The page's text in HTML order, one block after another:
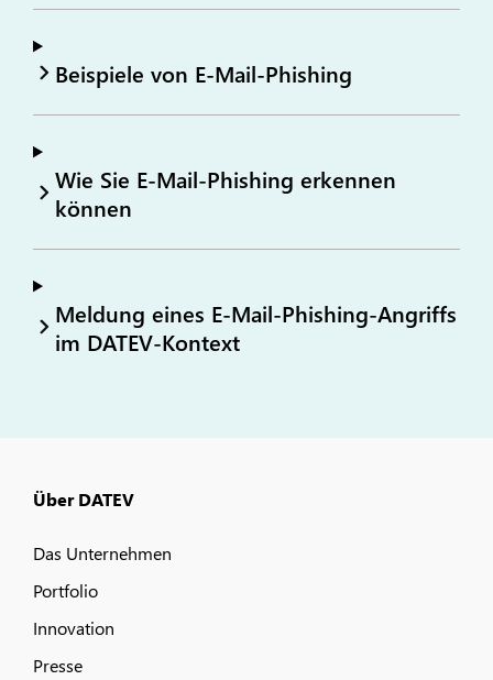
Beispiele von E-Mail-Phishing
Wie Sie E-Mail-Phishing erkennen
können
Meldung eines E-Mail-Phishing-Angriffs
im DATEV-Kontext
Über DATEV
Das Unternehmen
Portfolio
Innovation
Presse